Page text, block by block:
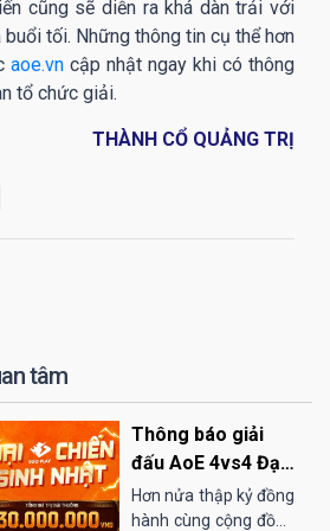
cũng sẽ diễn ra khá dàn trải với
tối. Những thông tin cụ thể hơn
aoe.vn cập nhật ngay khi có thông
tổ chức giải.
THÀNH CỔ QUẢNG TRỊ
tâm
Thông báo giải
đấu AoE 4vs4 Đại
Chiến Sinh Nhật
EGOPLAY
Hơn nửa thập kỷ đồng
hành cùng cộng đồng